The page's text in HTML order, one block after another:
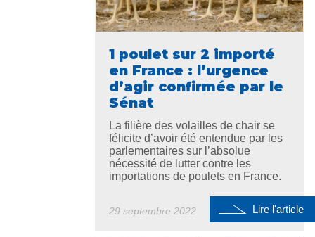
1 poulet sur 2 importé
en France : l’urgence
d’agir confirmée par le
Sénat
La filière des volailles de chair se
félicite d’avoir été entendue par les
parlementaires sur l’absolue
nécessité de lutter contre les
importations de poulets en France.
29 septembre 2022 Lire l'article